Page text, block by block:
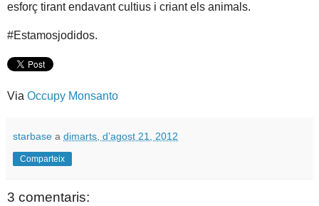
esforç tirant endavant cultius i criant els animals.
#Estamosjodidos.
Via Occupy Monsanto
starbase a dimarts, d’agost 21, 2012
Comparteix
3 comentaris: